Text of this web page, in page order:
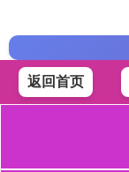
返回首页